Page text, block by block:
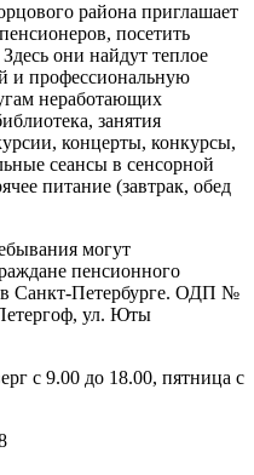
района приглашает
посетить
они найдут теплое
и профессиональную
неработающих
занятия
концерты, конкурсы,
сеансы в сенсорной
питание (завтрак, обед
могут
пенсионного
Санкт-Петербурге. ОДП №
ул. Юты
с 9.00 до 18.00, пятница с